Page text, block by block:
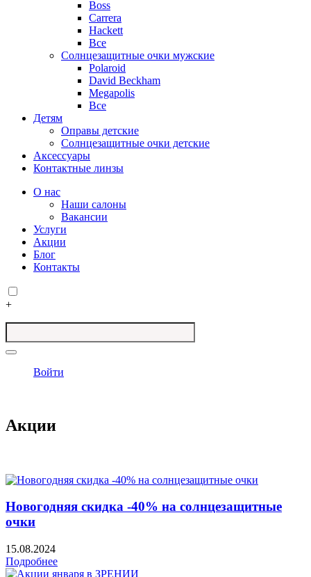
Boss
Carrera
Hackett
Все
Солнцезащитные очки мужские
Polaroid
David Beckham
Megapolis
Все
Детям
Оправы детские
Солнцезащитные очки детские
Аксессуары
Контактные линзы
О нас
Наши салоны
Вакансии
Услуги
Акции
Блог
Контакты
+
Войти
Акции
Новогодняя скидка -40% на солнцезащитные
очки
15.08.2024
Подробнее